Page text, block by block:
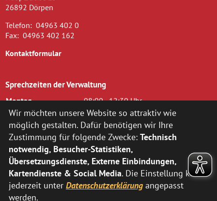
26892 Dörpen
Telefon: 04963 402 0
Fax: 04963 402 162
Kontaktformular
Sprechzeiten der Verwaltung
Montag
08:00 - 12:30 Uhr
Dienstag
08.00 - 12.30 Uhr und 14.00 - 16.00
Uhr
Mittwoch
08.00 - 12.30 Uhr
Donnerstag
14.00 - 18.00 Uhr
Freitag
08.00 - 12.00 Uhr
zusätzlich nach vorheriger Terminvereinbarung:
Montag
14:00 - 16:00 Uhr
Donnerstag
Wir möchten unsere Website so attraktiv wie
möglich gestalten. Dafür benötigen wir Ihre
Zustimmung für folgende Zwecke: Technisch
notwendig, Besucher-Statistiken,
Übersetzungsdienste, Externe Einbindungen,
Kartendienste & Social Media. Die Einstellung kann
jederzeit unter Datenschutzerklärung angepasst
werden.